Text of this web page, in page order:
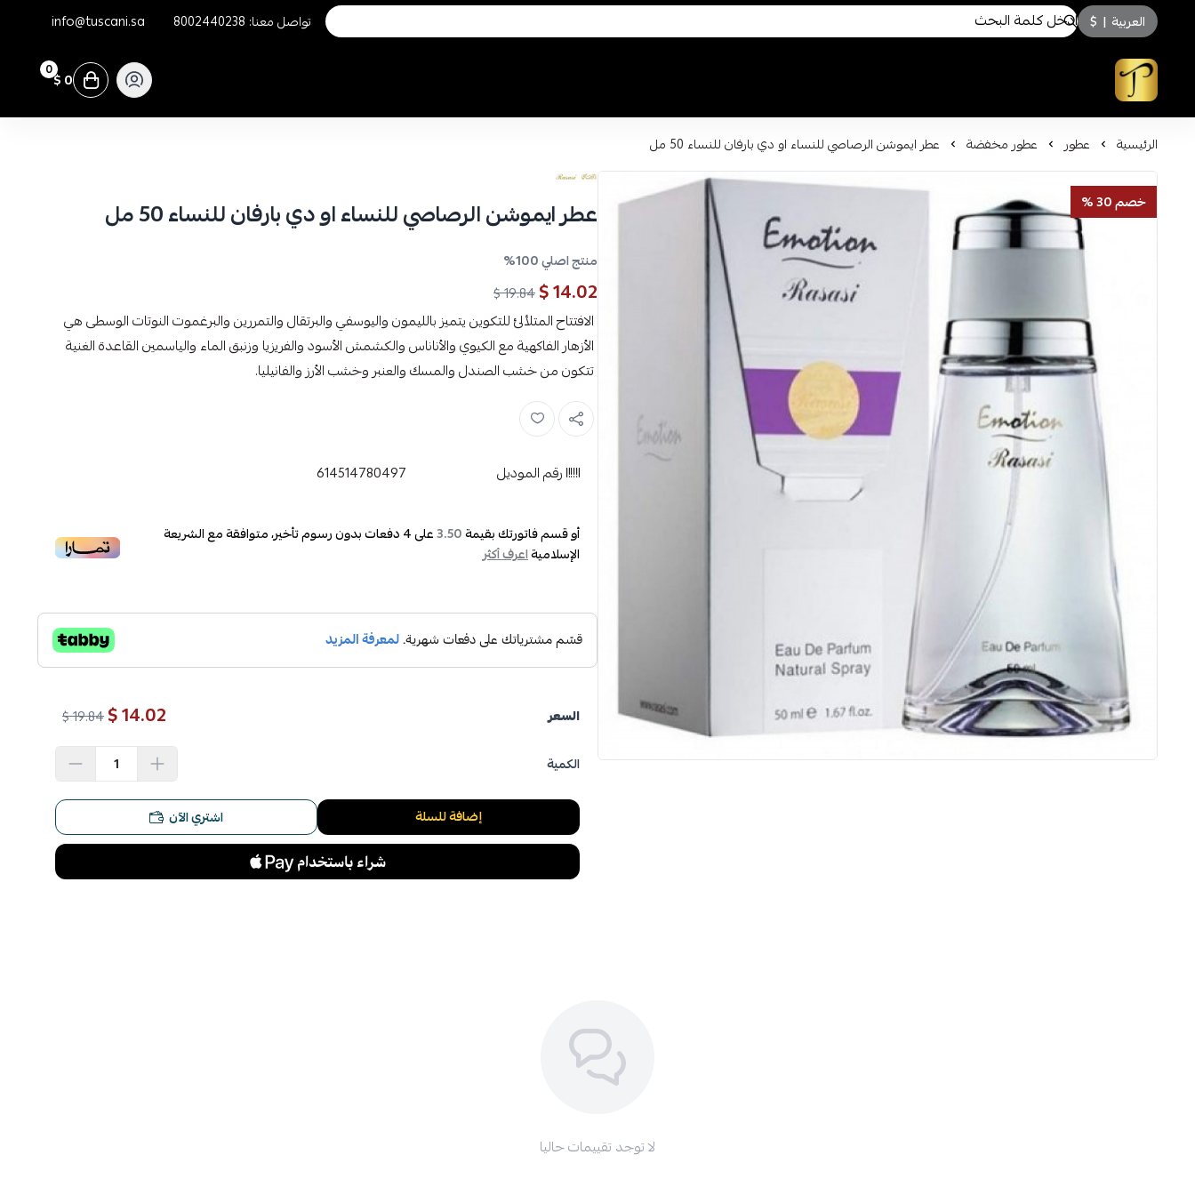
العربية |
$ تواصل معنا: 8002440238
info@tuscani.sa
توسكاني للعطور
0 0 $
الرئيسية عطور عطور مخفضة عطر ايموشن الرصاصي للنساء او دي بارفان للنساء 50 مل
خصم 30 % عطر ايموشن الرصاصي للنساء او دي بارفان للنساء 50 مل
منتج اصلي 100%
14.02 $
19.84 $
الافتتاح المتلألئ للتكوين يتميز بالليمون واليوسفي والبرتقال والتمررين والبرغموت النوتات الوسطى هي
الأزهار الفاكهية مع الكيوي والأناناس والكشمش الأسود والفريزيا وزنبق الماء والياسمين القاعدة الغنية
تتكون من خشب الصندل والمسك والعنبر وخشب الأرز والفانيليا.
رقم الموديل 614514780497
أو قسم فاتورتك بقيمة3.50على4دفعات بدون رسوم تأخير، متوافقة مع الشريعة
الإسلاميةاعرف أكثر
السعر 14.02 $
19.84 $
الكمية
إضافة للسلة اشتري الآن
لا توجد تقييمات حاليا